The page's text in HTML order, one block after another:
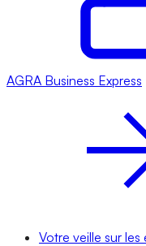
AGRA Business Express
Votre veille sur